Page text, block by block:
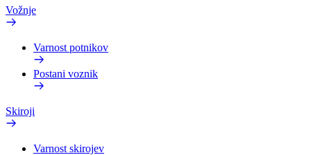
Vožnje
Varnost potnikov
Postani voznik
Skiroji
Varnost skirojev